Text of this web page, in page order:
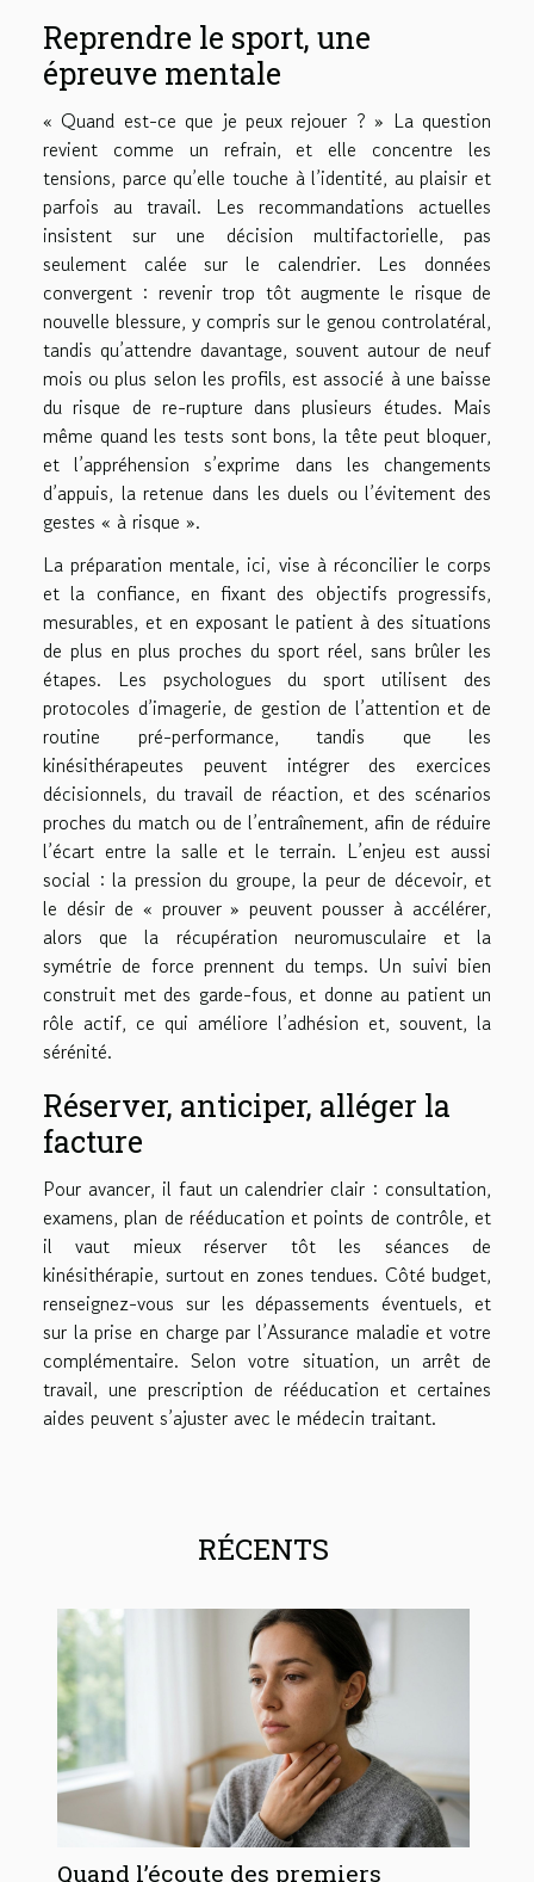
Reprendre le sport, une
épreuve mentale
« Quand est-ce que je peux rejouer ? » La question
revient comme un refrain, et elle concentre les
tensions, parce qu’elle touche à l’identité, au plaisir et
parfois au travail. Les recommandations actuelles
insistent sur une décision multifactorielle, pas
seulement calée sur le calendrier. Les données
convergent : revenir trop tôt augmente le risque de
nouvelle blessure, y compris sur le genou controlatéral,
tandis qu’attendre davantage, souvent autour de neuf
mois ou plus selon les profils, est associé à une baisse
du risque de re-rupture dans plusieurs études. Mais
même quand les tests sont bons, la tête peut bloquer,
et l’appréhension s’exprime dans les changements
d’appuis, la retenue dans les duels ou l’évitement des
gestes « à risque ».
La préparation mentale, ici, vise à réconcilier le corps
et la confiance, en fixant des objectifs progressifs,
mesurables, et en exposant le patient à des situations
de plus en plus proches du sport réel, sans brûler les
étapes. Les psychologues du sport utilisent des
protocoles d’imagerie, de gestion de l’attention et de
routine pré-performance, tandis que les
kinésithérapeutes peuvent intégrer des exercices
décisionnels, du travail de réaction, et des scénarios
proches du match ou de l’entraînement, afin de réduire
l’écart entre la salle et le terrain. L’enjeu est aussi
social : la pression du groupe, la peur de décevoir, et
le désir de « prouver » peuvent pousser à accélérer,
alors que la récupération neuromusculaire et la
symétrie de force prennent du temps. Un suivi bien
construit met des garde-fous, et donne au patient un
rôle actif, ce qui améliore l’adhésion et, souvent, la
sérénité.
Réserver, anticiper, alléger la
facture
Pour avancer, il faut un calendrier clair : consultation,
examens, plan de rééducation et points de contrôle, et
il vaut mieux réserver tôt les séances de
kinésithérapie, surtout en zones tendues. Côté budget,
renseignez-vous sur les dépassements éventuels, et
sur la prise en charge par l’Assurance maladie et votre
complémentaire. Selon votre situation, un arrêt de
travail, une prescription de rééducation et certaines
aides peuvent s’ajuster avec le médecin traitant.
RÉCENTS
Quand l’écoute des premiers